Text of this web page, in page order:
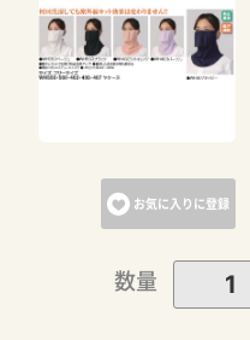
お気に入りに登録
数量